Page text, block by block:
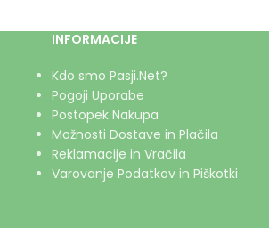
INFORMACIJE
Kdo smo Pasji.Net?
Pogoji Uporabe
Postopek Nakupa
Možnosti Dostave in Plačila
Reklamacije in Vračila
Varovanje Podatkov in Piškotki